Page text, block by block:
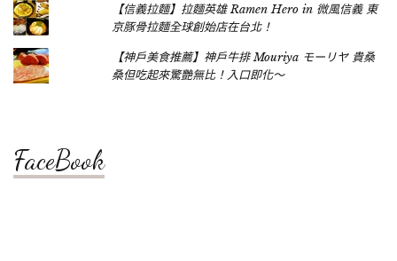
【信義拉麵】拉麵英雄 Ramen Hero in 微風信義 東
京豚骨拉麵全球創始店在台北！
【神戶美食推薦】神戶牛排 Mouriya モーリヤ 貴桑
桑但吃起來驚艷無比！入口即化～
FaceBook